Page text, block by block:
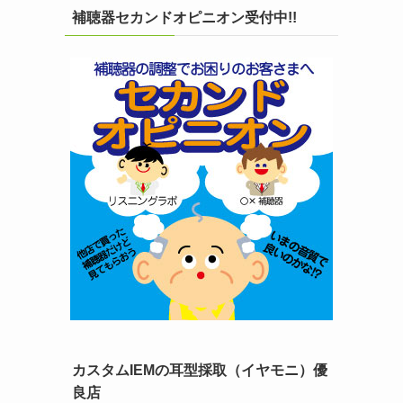
補聴器セカンドオピニオン受付中!!
カスタムIEMの耳型採取（イヤモニ）優
良店